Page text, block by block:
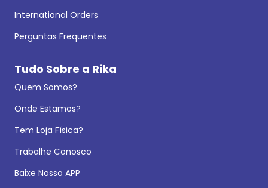
International Orders
Perguntas Frequentes
Tudo Sobre a Rika
Quem Somos?
Onde Estamos?
Tem Loja Física?
Trabalhe Conosco
Baixe Nosso APP